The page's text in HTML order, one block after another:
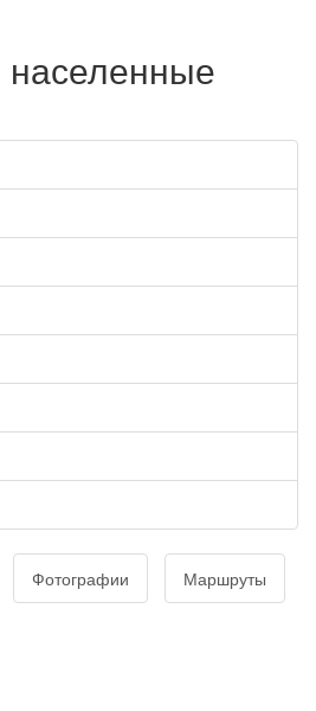
Фотографии Маршруты